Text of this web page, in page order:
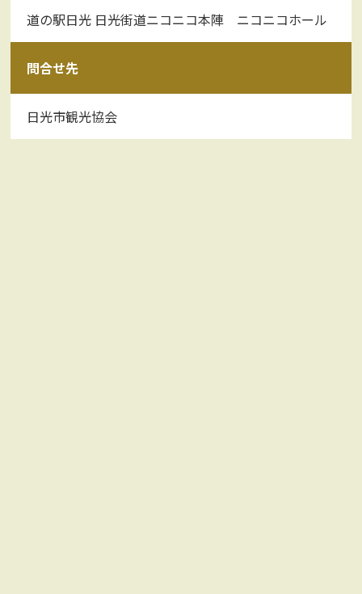
道の駅日光 日光街道ニコニコ本陣 ニコニコホール
問合せ先
日光市観光協会